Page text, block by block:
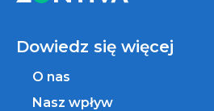
Dowiedz się więcej
O nas
Nasz wpływ